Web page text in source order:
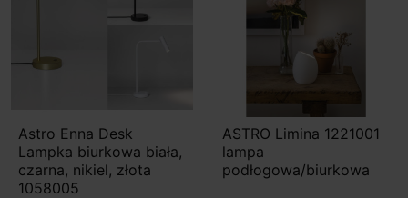
Astro Enna Desk
Lampka biurkowa biała,
czarna, nikiel, złota
1058005
ASTRO Limina 1221001
lampa
podłogowa/biurkowa